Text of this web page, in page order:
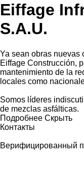
Eiffage
S.A.U.
Ya sean obras nuevas
Eiffage Construcción,
mantenimiento de la
locales como
Somos líderes
de mezclas asfálticas.
Подробнее Скрыть
Контакты
Верифицированный